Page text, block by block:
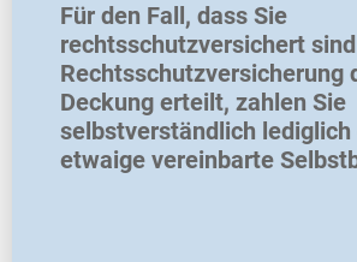
Für den Fall, dass Sie
rechtsschutzversichert
Rechtsschutzversicherung
Deckung erteilt, zahlen Sie
selbstverständlich lediglich
etwaige vereinbarte